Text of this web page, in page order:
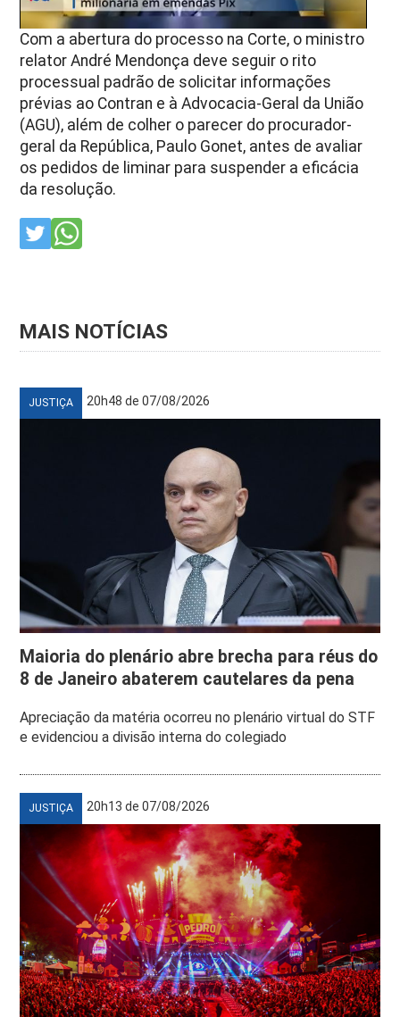
Com a abertura do processo na Corte, o ministro
relator André Mendonça deve seguir o rito
processual padrão de solicitar informações
prévias ao Contran e à Advocacia-Geral da União
(AGU), além de colher o parecer do procurador-
geral da República, Paulo Gonet, antes de avaliar
os pedidos de liminar para suspender a eficácia
da resolução.
MAIS NOTÍCIAS
JUSTIÇA 20h48 de 07/08/2026
Maioria do plenário abre brecha para réus do
8 de Janeiro abaterem cautelares da pena
Apreciação da matéria ocorreu no plenário virtual do STF
e evidenciou a divisão interna do colegiado
JUSTIÇA 20h13 de 07/08/2026